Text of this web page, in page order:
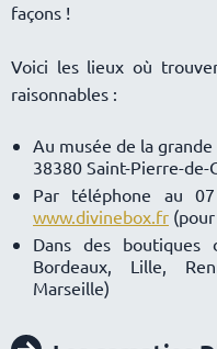
façons !
Voici les lieux où
raisonnables :
Au musée de la
38380 Saint-Pierre-de-
Par téléphone au
www.divinebox.fr
Dans des boutiques
Bordeaux, Lille,
Marseille)